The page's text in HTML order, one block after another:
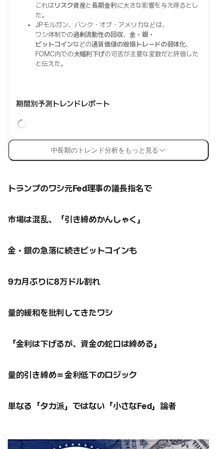
これはリスク資産と長期金利 に大きな影響を与え得るとし
た。
JPモルガン、バンク・オブ・アメリカなどは、
ワシ体制での過剰流動性の回収、 金・銀・
ビットコインなどの通貨価値の毀損トレードの弱体化、
FOMC内での大幅利下げの可否が主要な変数だと評価した
と伝えた。
期間別予測トレンドレポート
中長期のトレンド分析をもっと見る
トランプのワシ元Fed理事の議長指名で
市場は混乱、「引き締めかんしゃく」
金・銀の急落に続きビットコインも
9カ月ぶりに8万ドル割れ
量的緩和を批判してきたワシ
「金利は下げるが、資金の蛇口は締める」
量的引き締め＝金利低下のロジック
単なる「タカ派」ではない「小さなFed」論者